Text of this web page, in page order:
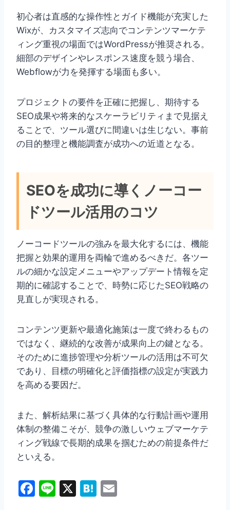
初心者は直感的な操作性とガイド機能が充実した
Wixが、カスタマイズ志向でコンテンツマーケテ
ィング重視の場面ではWordPressが推奨される。
細部のデザインやレスポンス速度を競う場合、
Webflowが力を発揮する場面も多い。
プロジェクトの要件を正確に把握し、期待する
SEO成果や将来的なスケーラビリティまで見据え
ることで、ツール選びに間違いは生じない。事前
の目的整理と機能調査が成功への近道となる。
SEOを成功に導くノーコー
ドツール活用のコツ
ノーコードツールの強みを最大化するには、機能
把握と効果的運用を両輪で進めるべきだ。各ツー
ルの細かな設定メニューやアップデート情報を定
期的に確認することで、時勢に応じたSEO戦略の
見直しが実現される。
コンテンツ更新や最適化施策は一度で終わるもの
ではなく、継続的な改善が成果向上の鍵となる。
そのために進捗管理や分析ツールの活用は不可欠
であり、目標の明確化と評価指標の設定が実践力
を高める要因だ。
また、解析結果に基づく具体的な行動計画や運用
体制の整備こそが、競争の激しいウェブマーケテ
ィング戦線で長期的成果を掴むための前提条件だ
といえる。
F
Li X
H